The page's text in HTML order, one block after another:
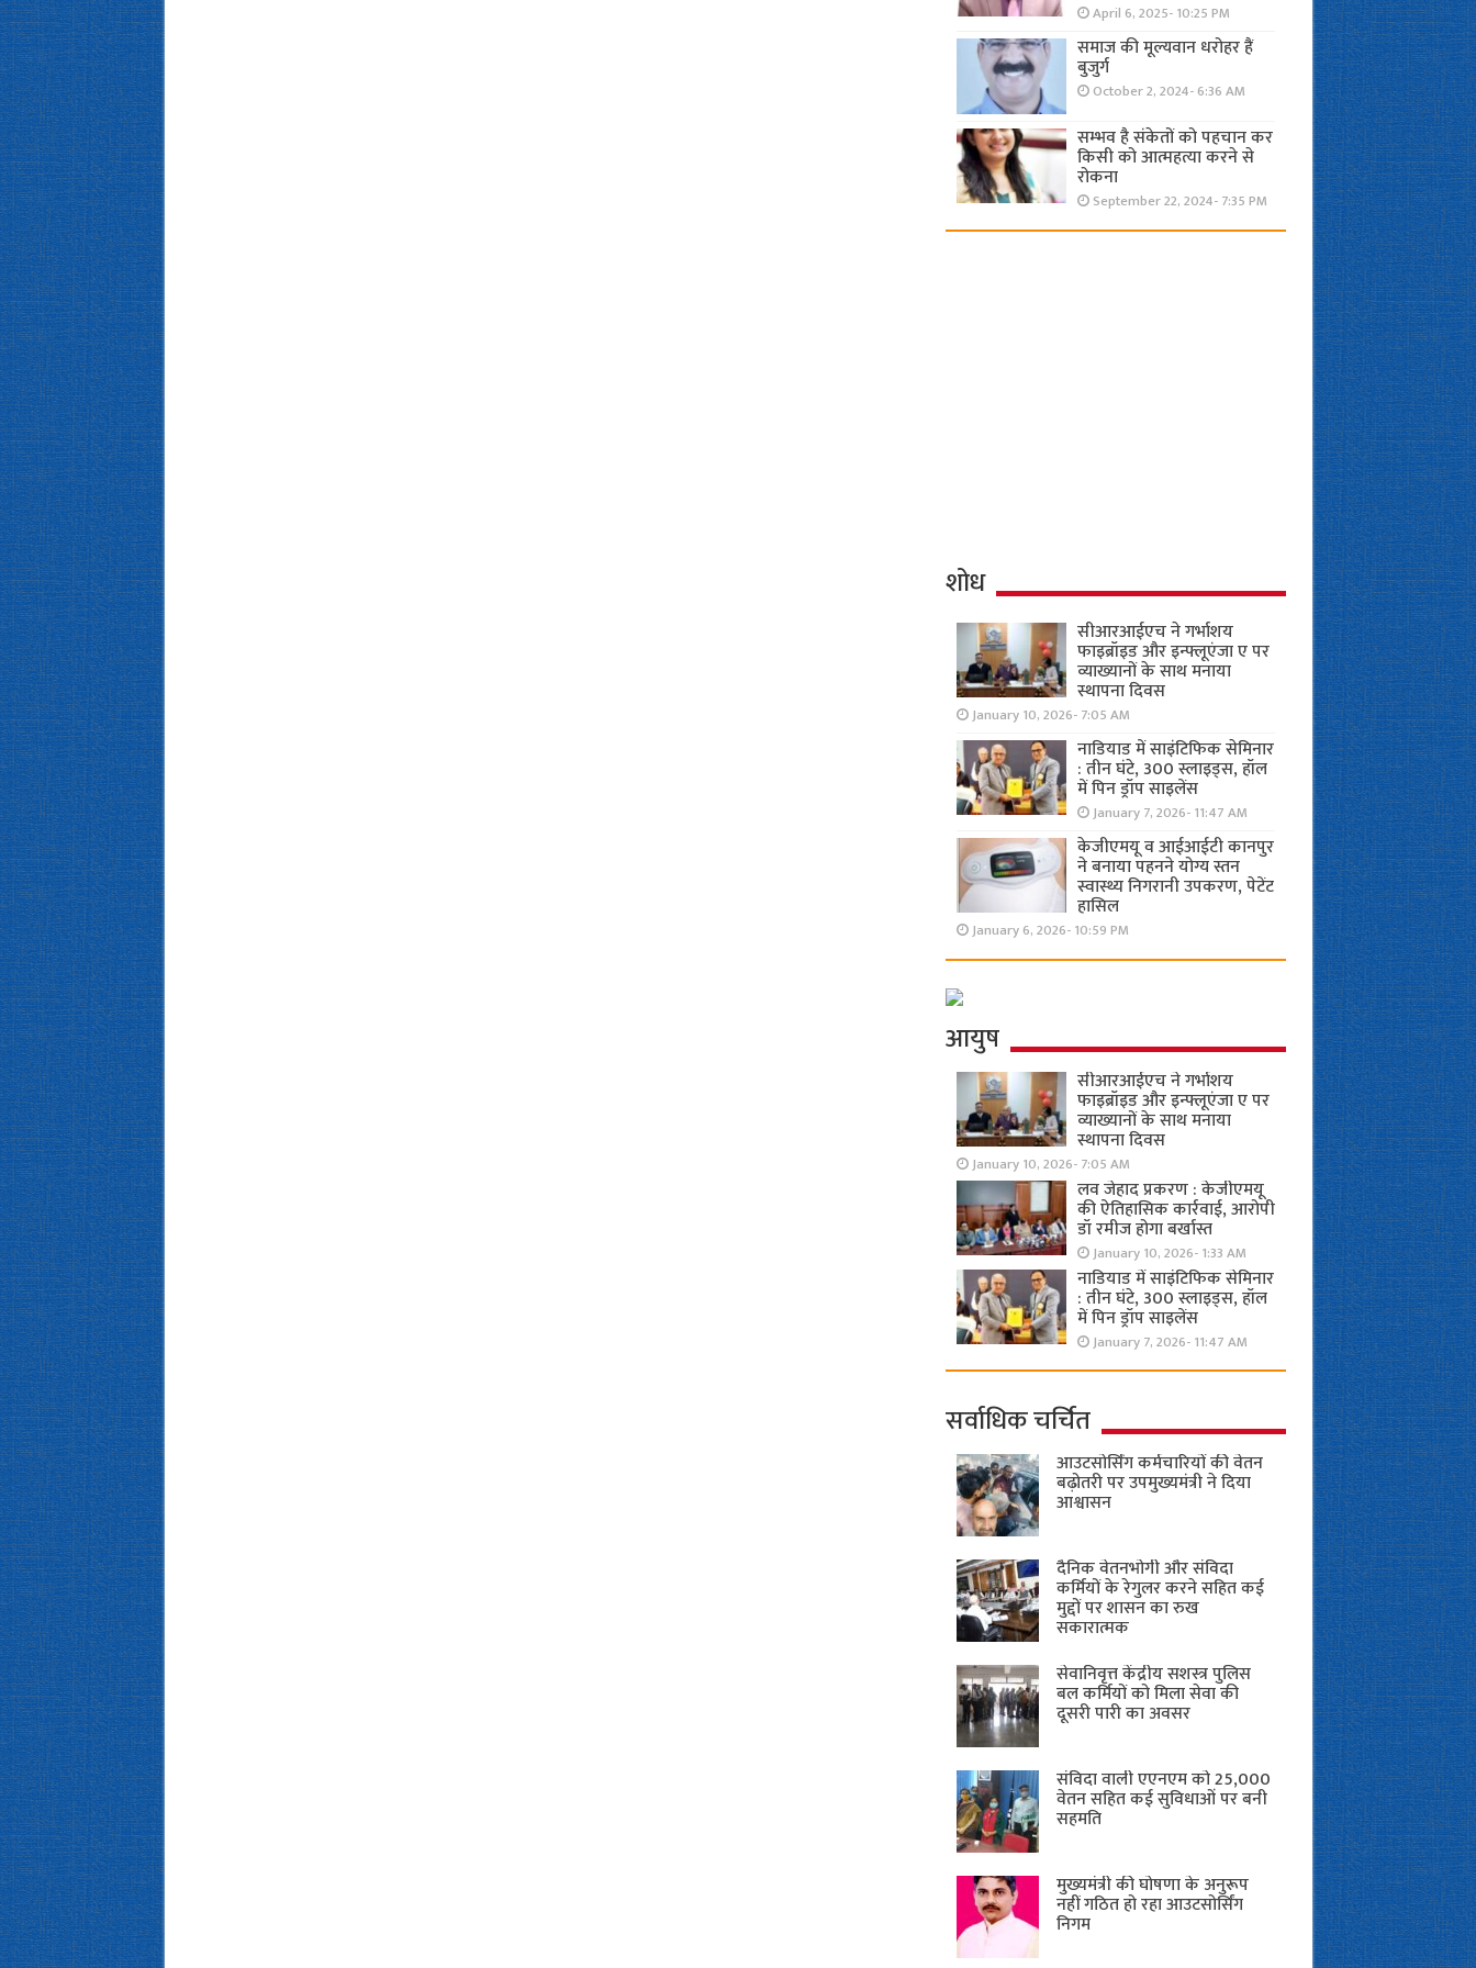
April 6, 2025- 10:25 PM
समाज की मूल्यवान धरोहर हैं
बुजुर्ग
October 2, 2024- 6:36 AM
सम्भव है संकेतों को पहचान कर
किसी को आत्महत्या करने से
रोकना
September 22, 2024- 7:35 PM
शोध
सीआरआईएच ने गर्भाशय
फाइब्रॉइड और इन्फ्लूएंजा ए पर
व्याख्यानों के साथ मनाया
स्थापना दिवस
January 10, 2026- 7:05 AM
नाडियाड में साइंटिफिक सेमिनार
: तीन घंटे, 300 स्लाइड्स, हॉल
में पिन ड्रॉप साइलेंस
January 7, 2026- 11:47 AM
केजीएमयू व आईआईटी कानपुर
ने बनाया पहनने योग्य स्तन
स्वास्थ्य निगरानी उपकरण, पेटेंट
हासिल
January 6, 2026- 10:59 PM
आयुष
सीआरआईएच ने गर्भाशय
फाइब्रॉइड और इन्फ्लूएंजा ए पर
व्याख्यानों के साथ मनाया
स्थापना दिवस
January 10, 2026- 7:05 AM
लव जेहाद प्रकरण : केजीएमयू
की ऐतिहासिक कार्रवाई, आरोपी
डॉ रमीज होगा बर्खास्त
January 10, 2026- 1:33 AM
नाडियाड में साइंटिफिक सेमिनार
: तीन घंटे, 300 स्लाइड्स, हॉल
में पिन ड्रॉप साइलेंस
January 7, 2026- 11:47 AM
सर्वाधिक चर्चित
आउटसोर्सिंग कर्मचारियों की वेतन
बढ़ोतरी पर उपमुख्यमंत्री ने दिया
आश्वासन
दैनिक वेतनभोगी और संविदा
कर्मियों के रेगुलर करने सहित कई
मुद्दों पर शासन का रुख
सकारात्मक
सेवानिवृत्त केंद्रीय सशस्त्र पुलिस
बल ​कर्मियों को मिला सेवा की
दूसरी पारी का अवसर
संविदा वाली एएनएम को 25,000
वेतन सहित कई सुविधाओं पर बनी
सहमति
मुख्यमंत्री की घोषणा के अनुरूप
नहीं गठित हो रहा आउटसोर्सिंग
निगम